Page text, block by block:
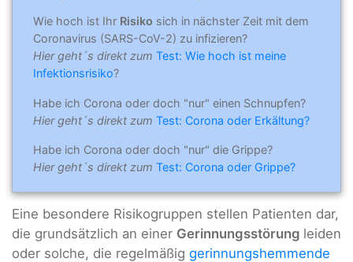
Wie hoch ist Ihr Risiko sich in nächster Zeit mit dem
Coronavirus (SARS-CoV-2) zu infizieren?
Hier geht´s direkt zum Test: Wie hoch ist meine
Infektionsrisiko?
Habe ich Corona oder doch "nur" einen Schnupfen?
Hier geht´s direkt zum Test: Corona oder Erkältung?
Habe ich Corona oder doch "nur" die Grippe?
Hier geht´s direkt zum Test: Corona oder Grippe?
Eine besondere Risikogruppen stellen Patienten dar,
die grundsätzlich an einer Gerinnungsstörung leiden
oder solche, die regelmäßig gerinnungshemmende